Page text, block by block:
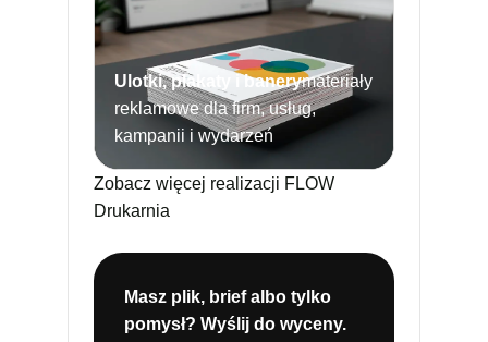
Ulotki, plakaty i banerymateriały
reklamowe dla firm, usług,
kampanii i wydarzeń
Zobacz więcej realizacji FLOW
Drukarnia
Masz plik, brief albo tylko
pomysł? Wyślij do wyceny.